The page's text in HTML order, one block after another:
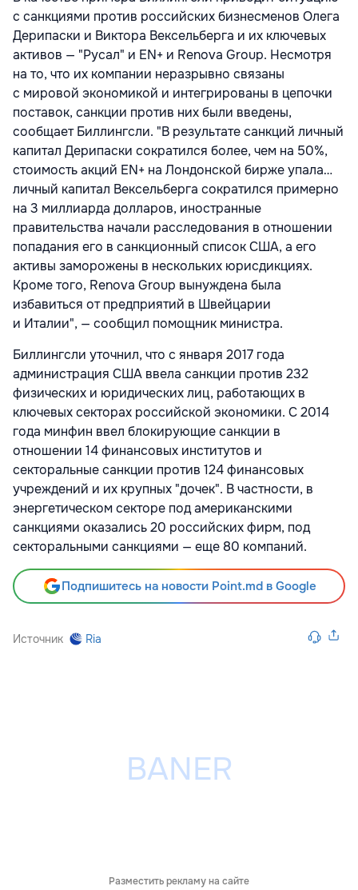
с санкциями против российских бизнесменов Олега
Дерипаски и Виктора Вексельберга и их ключевых
активов — "Русал" и EN+ и Renova Group. Несмотря
на то, что их компании неразрывно связаны
с мировой экономикой и интегрированы в цепочки
поставок, санкции против них были введены,
сообщает Биллингсли. "В результате санкций личный
капитал Дерипаски сократился более, чем на 50%,
стоимость акций EN+ на Лондонской бирже упала…
личный капитал Вексельберга сократился примерно
на 3 миллиарда долларов, иностранные
правительства начали расследования в отношении
попадания его в санкционный список США, а его
активы заморожены в нескольких юрисдикциях.
Кроме того, Renova Group вынуждена была
избавиться от предприятий в Швейцарии
и Италии", — сообщил помощник министра.
Биллингсли уточнил, что с января 2017 года
администрация США ввела санкции против 232
физических и юридических лиц, работающих в
ключевых секторах российской экономики. С 2014
года минфин ввел блокирующие санкции в
отношении 14 финансовых институтов и
секторальные санкции против 124 финансовых
учреждений и их крупных "дочек". В частности, в
энергетическом секторе под американскими
санкциями оказались 20 российских фирм, под
секторальными санкциями — еще 80 компаний.
Подпишитесь на новости Point.md в Google
Источник Ria
Разместить рекламу на сайте